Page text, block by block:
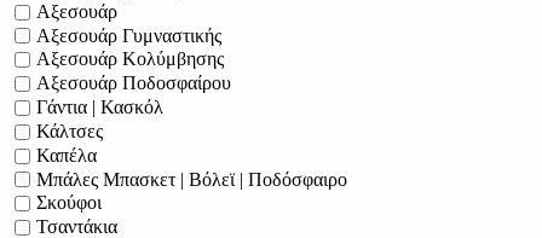
Αξεσουάρ
Αξεσουάρ Γυμναστικής
Αξεσουάρ Κολύμβησης
Αξεσουάρ Ποδοσφαίρου
Γάντια | Κασκόλ
Κάλτσες
Καπέλα
Μπάλες Μπασκετ | Βόλεϊ | Ποδόσφαιρο
Σκούφοι
Τσαντάκια